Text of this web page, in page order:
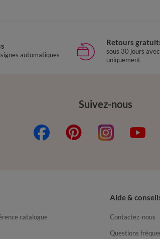
automatiques
Retours
sous 30 jours
uniquement
Suivez-nous
catalogue
Aide &
Contactez-nous
Questions